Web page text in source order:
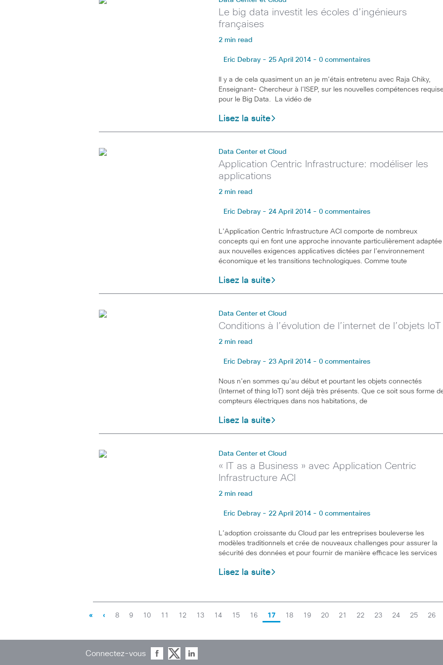
Le big data investit les écoles d’ingénieurs
françaises
2 min read
Eric Debray - 25 April 2014 - 0 commentaires
Il y a de cela quasiment un an je m’étais entretenu avec Raja Chiky,
Enseignant- Chercheur à l’ISEP, sur les nouvelles compétences
pour le Big Data. La vidéo de
Lisez la suite
Data Center et Cloud
Application Centric Infrastructure: modéliser les
applications
2 min read
Eric Debray - 24 April 2014 - 0 commentaires
L’Application Centric Infrastructure ACI comporte de nombreux
concepts qui en font une approche innovante particulièrement adaptée
aux nouvelles exigences applicatives dictées par l’environnement
économique et les transitions technologiques. Comme toute
Lisez la suite
Data Center et Cloud
Conditions à l’évolution de l’internet de l’objets IoT
2 min read
Eric Debray - 23 April 2014 - 0 commentaires
Nous n’en sommes qu’au début et pourtant les objets connectés
(Internet of thing IoT) sont déjà très présents. Que ce soit sous forme
compteurs électriques dans nos habitations, de
Lisez la suite
Data Center et Cloud
« IT as a Business » avec Application Centric
Infrastructure ACI
2 min read
Eric Debray - 22 April 2014 - 0 commentaires
L’adoption croissante du Cloud par les entreprises bouleverse les
modèles traditionnels et crée de nouveaux challenges pour assurer la
sécurité des données et pour fournir de manière efficace les services
Lisez la suite
« ‹ 8 9 10 11 12 13 14 15 16 17 18 19 20 21 22 23 24 25 26
Connectez-vous